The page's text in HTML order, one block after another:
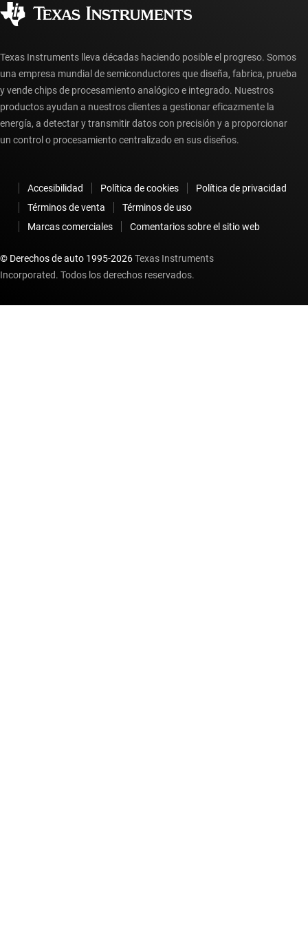
Preguntas frecuentes sobre la cuenta myTI
Texas Instruments lleva décadas haciendo posible el progreso. Somos
una empresa mundial de semiconductores que diseña, fabrica, prueba
y vende chips de procesamiento analógico e integrado. Nuestros
productos ayudan a nuestros clientes a gestionar eficazmente la
energía, a detectar y transmitir datos con precisión y a proporcionar
un control o procesamiento centralizado en sus diseños.
Accesibilidad Política de cookies
Política de privacidad
Términos de venta
Términos de uso
Marcas comerciales
Comentarios sobre el sitio web
© Derechos de auto 1995-2026Texas Instruments
Incorporated. Todos los derechos reservados.